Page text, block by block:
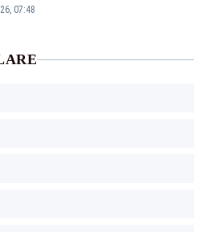
07:48